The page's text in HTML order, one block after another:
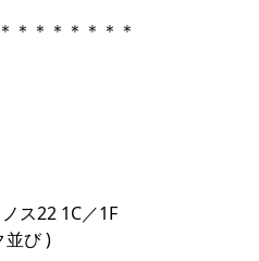
＊＊＊＊＊＊＊
ス22 1C／1F
並び )